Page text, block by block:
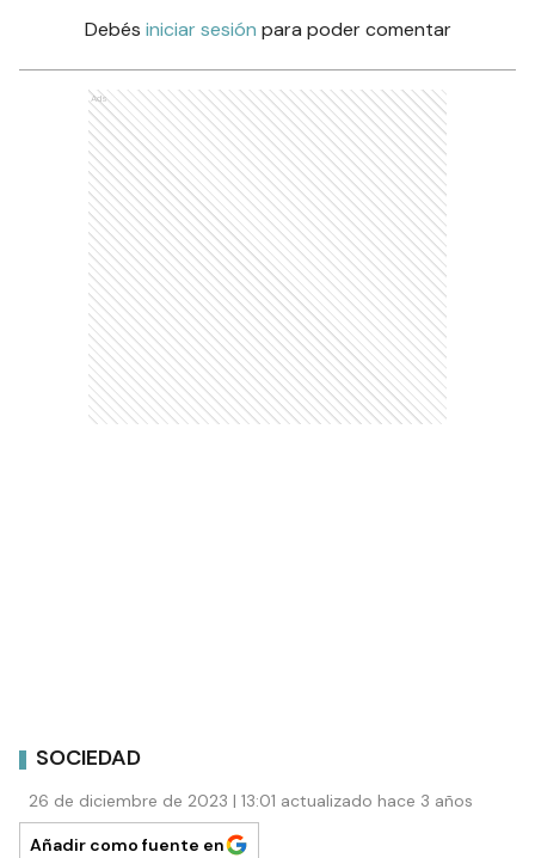
Debés iniciar sesión para poder comentar
Ads
SOCIEDAD
26 de diciembre de 2023 | 13:01 actualizado hace 3 años
Añadir como fuente en